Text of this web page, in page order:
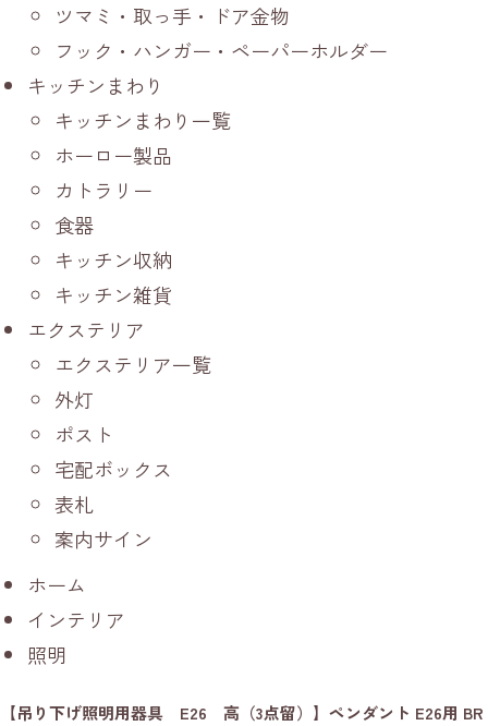
ツマミ・取っ手・ドア金物
フック・ハンガー・ペーパーホルダー
キッチンまわり
キッチンまわり一覧
ホーロー製品
カトラリー
食器
キッチン収納
キッチン雑貨
エクステリア
エクステリア一覧
外灯
ポスト
宅配ボックス
表札
案内サイン
ホーム
インテリア
照明
【吊り下げ照明用器具 E26 高（3点留）】ペンダント E26用 BR